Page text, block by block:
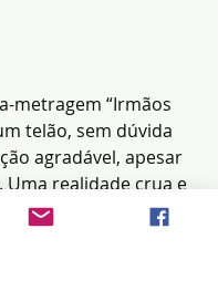
metragem “Irmãos
telão, sem dúvida
agradável, apesar
realidade crua e
que é quase que